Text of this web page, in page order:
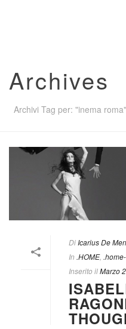
Archives
Archivi Tag per: "inema roma"
Di Icarius De
In .HOME,
Inserito ilMarzo